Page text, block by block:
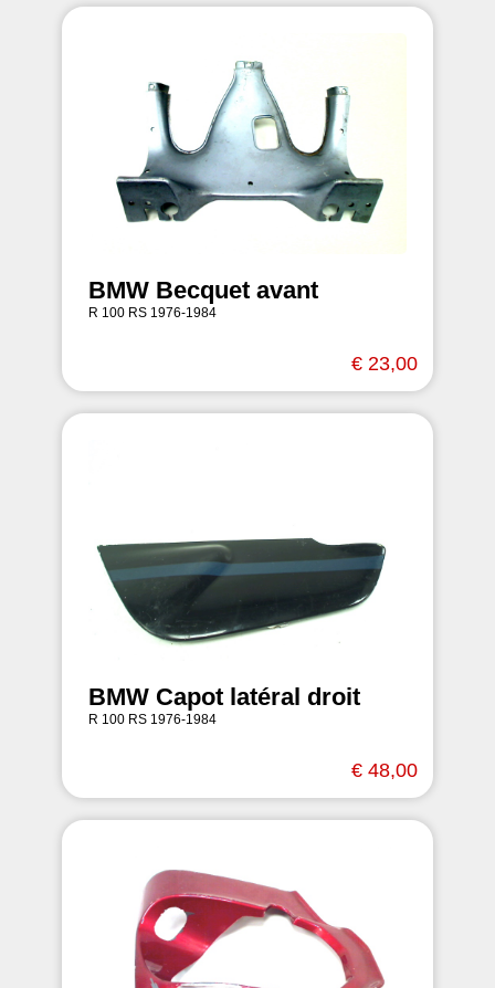
BMW Becquet avant
R 100 RS 1976-1984
€ 23,00
BMW Capot latéral droit
R 100 RS 1976-1984
€ 48,00